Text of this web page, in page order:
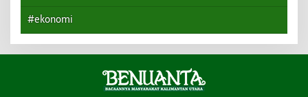
#ekonomi